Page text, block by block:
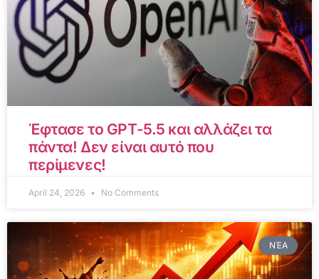
Έφτασε το GPT-5.5 και αλλάζει τα
πάντα! Δεν είναι αυτό που
περίμενες!
April 24, 2026 No Comments
ΝΈΑ